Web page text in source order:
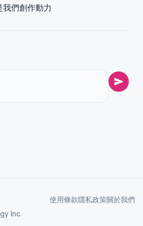
們創作動力
Inc.
使用條款隱私政策關於我們